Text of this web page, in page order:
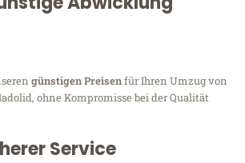
günstigen Preisenfür Ihren Umzug von
ohne Kompromisse bei der Qualität
Service